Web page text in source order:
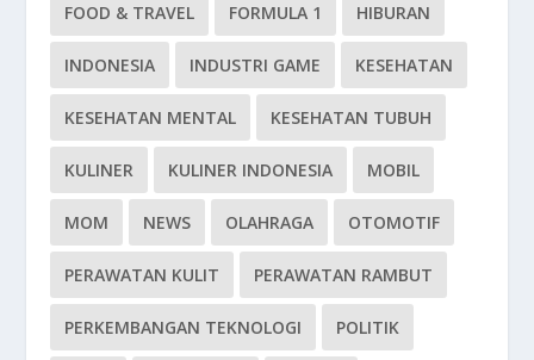
FOOD & TRAVEL FORMULA 1 HIBURAN
INDONESIA INDUSTRI GAME KESEHATAN
KESEHATAN MENTAL KESEHATAN TUBUH
KULINER KULINER INDONESIA MOBIL
MOM NEWS OLAHRAGA OTOMOTIF
PERAWATAN KULIT PERAWATAN RAMBUT
PERKEMBANGAN TEKNOLOGI POLITIK